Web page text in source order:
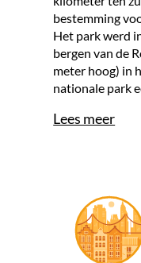
bestemming
Het park werd
bergen van de
meter hoog) in
nationale park
Lees meer